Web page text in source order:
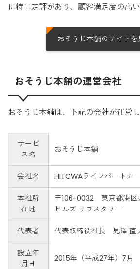
に特に定評があり、顧客満足度の高
おそうじ本舗のサイトを
おそうじ本舗の運営会社
おそうじ本舗は、下記の会社が運営し
サービ
ス名
おそうじ本舗
会社名 HITOWAライフパートナ
本社所
在地
〒106-0032 東京都港区
ヒルズ サウスタワー
代表者 代表取締役社長 見澤 直
設立年
月日
2015年（平成27年）7月